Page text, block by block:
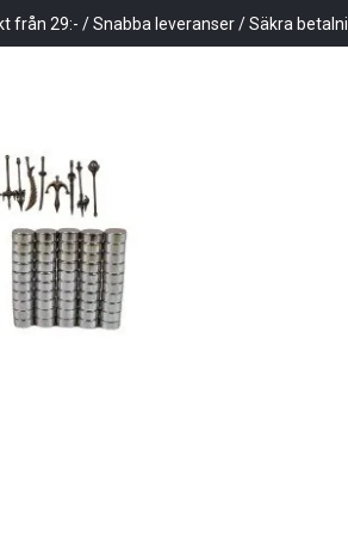
från 29:- / Snabba leveranser / Säkra